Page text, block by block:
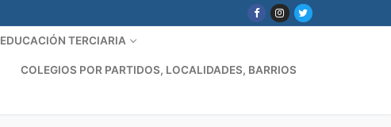
EDUCACIÓN TERCIARIA
COLEGIOS POR PARTIDOS, LOCALIDADES, BARRIOS